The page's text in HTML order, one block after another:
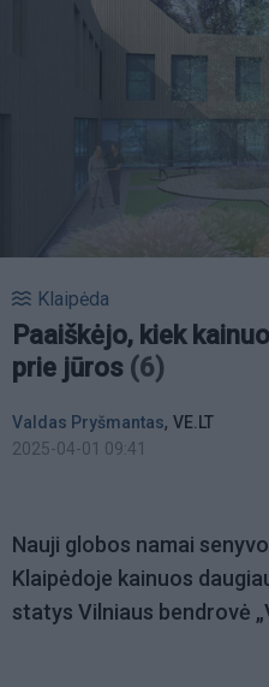
Klaipėda
Paaiškėjo, kiek
prie jūros (6)
Valdas Pryšmantas, VE.LT
2025-04-01 09:41
Nauji globos namai
Klaipėdoje kainuos
statys Vilniaus bendrovė